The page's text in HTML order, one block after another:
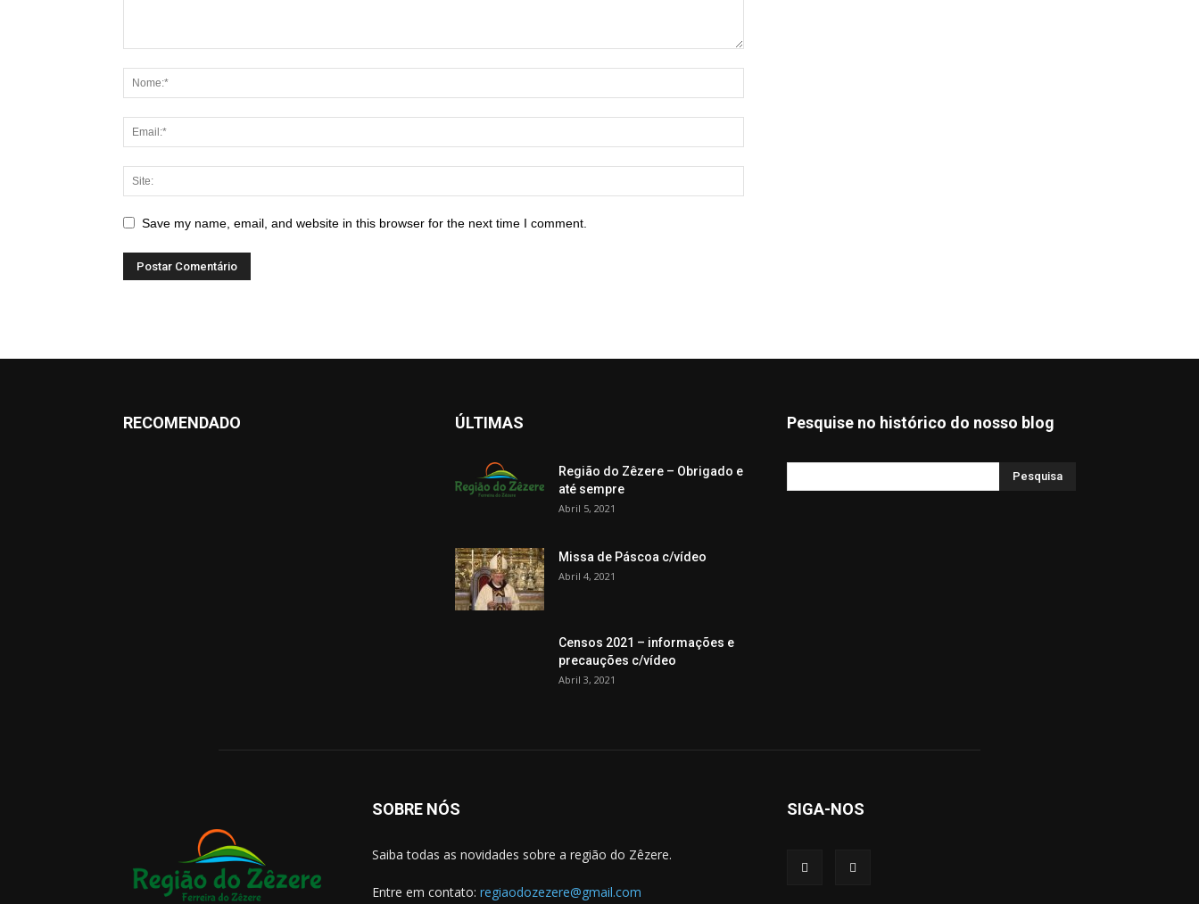
Save my name, email, and website in this browser for the next time I comment.
RECOMENDADO ÚLTIMAS
Região do Zêzere – Obrigado e
até sempre
Abril 5, 2021
Missa de Páscoa c/vídeo
Abril 4, 2021
Censos 2021 – informações e
precauções c/vídeo
Abril 3, 2021
Pesquise no histórico do nosso blog
SOBRE NÓS
Saiba todas as novidades sobre a região do Zêzere.
Entre em contato: regiaodozezere@gmail.com
SIGA-NOS